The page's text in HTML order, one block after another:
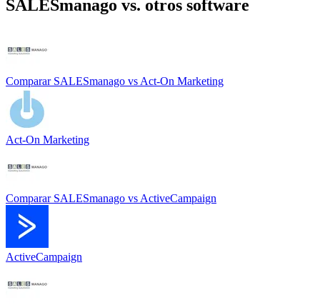
SALESmanago vs. otros software
Comparar SALESmanago vs Act-On Marketing
Act-On Marketing
Comparar SALESmanago vs ActiveCampaign
ActiveCampaign